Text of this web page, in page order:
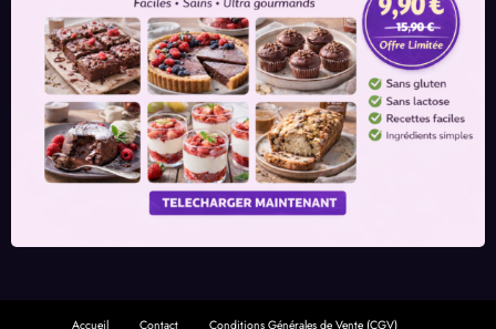
Accueil Contact Conditions Générales de Vente (CGV)